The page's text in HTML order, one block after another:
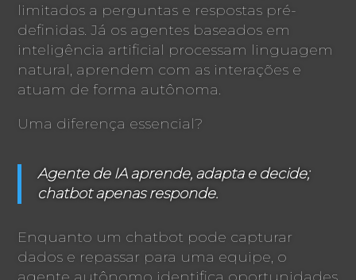
limitados a perguntas e respostas pré-
definidas. Já os agentes baseados em
inteligência artificial processam linguagem
natural, aprendem com as interações e
atuam de forma autônoma.
Uma diferença essencial?
Agente de IA aprende, adapta e decide;
chatbot apenas responde.
Enquanto um chatbot pode capturar
dados e repassar para uma equipe, o
agente autônomo identifica oportunidades